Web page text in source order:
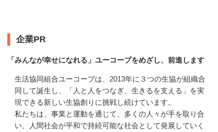
企業PR
「みんなが幸せになれる」ユーコープをめざし、前進します
生活協同組合ユーコープは、2013年に３つの生協が組織合
同して誕生し、「人と人をつなぎ、生きるを支える」を実
現できる新しい生協創りに挑戦し続けています。
私たちは、事業と運動を通じて、多くの人々が手を取り合
い、人間社会が平和で持続可能な社会として発展していく